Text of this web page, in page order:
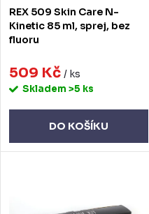
u
k
t
ů
d
u
k
REX 509 Skin Care N-
Kinetic 85 ml, sprej, bez
fluoru
509 Kč / ks
Skladem >5 ks
DO KOŠÍKU